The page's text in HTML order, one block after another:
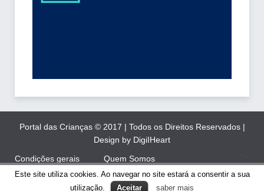
Portal das Crianças © 2017 | Todos os Direitos Reservados |
Design by DigiIHeart
Condições gerais
Quem Somos
Inscrição Newsletter Contactos
Este site utiliza cookies. Ao navegar no site estará a consentir a sua
utilização.
Aceitar saber mais